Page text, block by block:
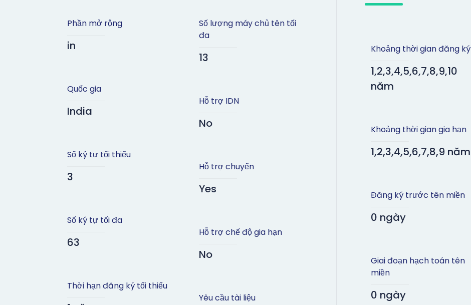
Phần mở rộng
in
Quốc gia
India
Số ký tự tối thiểu
3
Số ký tự tối đa
63
Thời hạn đăng ký tối thiểu
Số lượng máy chủ tên tối
đa
13
Hỗ trợ IDN
No
Hỗ trợ chuyển
Yes
Hỗ trợ chế độ gia hạn
No
Yêu cầu tài liệu
Khoảng thời gian đăng ký
1,2,3,4,5,6,7,8,9,10
năm
Khoảng thời gian gia hạn
1,2,3,4,5,6,7,8,9 năm
Đăng ký trước tên miền
0 ngày
Giai đoạn hạch toán tên
miền
0 ngày